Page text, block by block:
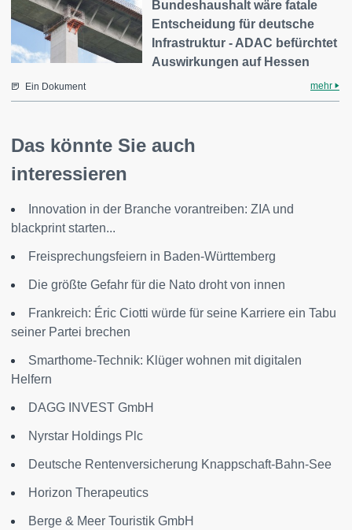
Bundeshaushalt wäre fatale
Entscheidung für deutsche
Infrastruktur - ADAC befürchtet
Auswirkungen auf Hessen
Ein Dokument mehr
Das könnte Sie auch
interessieren
Innovation in der Branche vorantreiben: ZIA und
blackprint starten...
Freisprechungsfeiern in Baden-Württemberg
Die größte Gefahr für die Nato droht von innen
Frankreich: Éric Ciotti würde für seine Karriere ein Tabu
seiner Partei brechen
Smarthome-Technik: Klüger wohnen mit digitalen
Helfern
DAGG INVEST GmbH
Nyrstar Holdings Plc
Deutsche Rentenversicherung Knappschaft-Bahn-See
Horizon Therapeutics
Berge & Meer Touristik GmbH